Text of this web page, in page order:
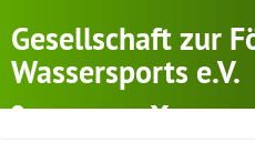
Gesellschaft zur
Wassersports e.V.
Hockenheim Bateau-